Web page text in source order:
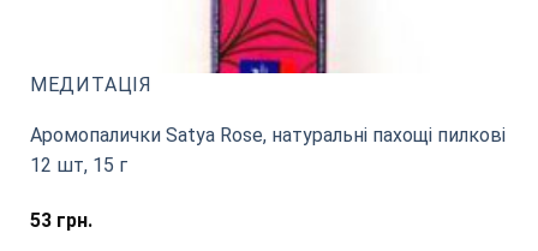
МЕДИТАЦІЯ
Аромопалички Satya Rose, натуральні пахощі пилкові
12 шт, 15 г
53грн.